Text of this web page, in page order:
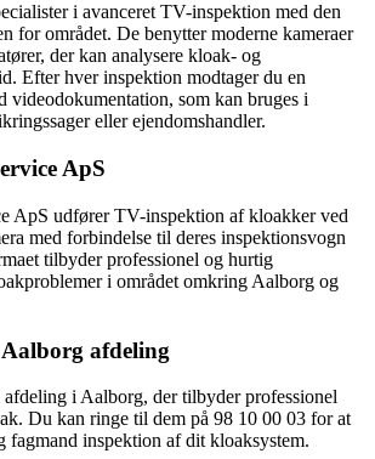
i avanceret TV-inspektion med den
for området. De benytter moderne kameraer
der kan analysere kloak- og
Efter hver inspektion modtager du en
videodokumentation, som kan bruges i
eller ejendomshandler.
ApS
ApS udfører TV-inspektion af kloakker ved
med forbindelse til deres inspektionsvogn
tilbyder professionel og hurtig
i området omkring Aalborg og
afdeling
i Aalborg, der tilbyder professionel
Du kan ringe til dem på 98 10 00 03 for at
fagmand inspektion af dit kloaksystem.